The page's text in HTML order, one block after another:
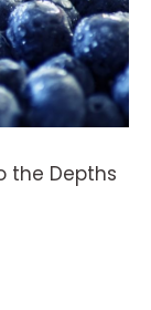
the Depths